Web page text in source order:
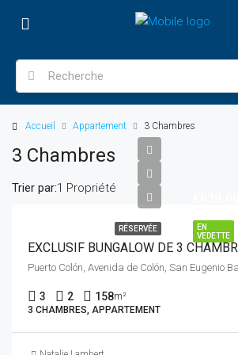
Accueil Appartement 3 Chambres
3 Chambres
1 Propriété
Trier par:
EN
VEDETTE
RÉSERVÉE
3 2 158m²
3 CHAMBRES, APPARTEMENT